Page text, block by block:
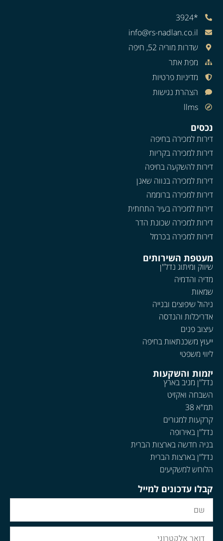
*3924
info@rs-nadlan.co.il
שדרות מוריה 52, חיפה
מפת אתר
מדיניות פרטיות
הצהרת נגישות
llms
נכסים
דירות למכירה בחיפה
דירות למכירה בקריות
דירות להשקעה בחיפה
דירות למכירה בנווה שאנן
דירות למכירה ברוממה
דירות למכירה בעיר התחתית
דירות למכירה שכונת הדר
דירות למכירה בכרמל
מעטפת השירותים
שיווק ומיתוג נדל"ן
מדיה והדמיה
שמאות
ניהול שיפוצים ובנייה
אדריכלות והנדסה
עיצוב פנים
ייעוץ משכנתאות בחיפה
ליווי משפטי
יזמות והשקעות
נדל"ן מניב בארץ
השבחה ואקזיט
תמ"א 38
קרקעות למגורים
נדל"ן באירופה
בניה חדשה בארצות הברית
נדל"ן בארצות הברית
הלוחש למשקיעים
קבלו עדכונים למייל